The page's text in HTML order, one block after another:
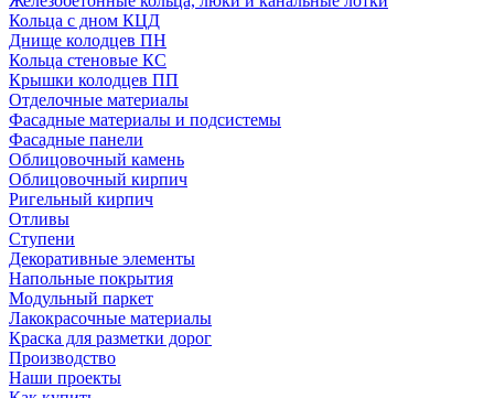
Кольца с дном КЦД
Днище колодцев ПН
Кольца стеновые КС
Крышки колодцев ПП
Отделочные материалы
Фасадные материалы и подсистемы
Фасадные панели
Облицовочный камень
Облицовочный кирпич
Ригельный кирпич
Отливы
Ступени
Декоративные элементы
Напольные покрытия
Модульный паркет
Лакокрасочные материалы
Краска для разметки дорог
Производство
Наши проекты